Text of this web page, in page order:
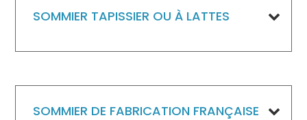
SOMMIER TAPISSIER OU À LATTES
SOMMIER DE FABRICATION FRANÇAISE